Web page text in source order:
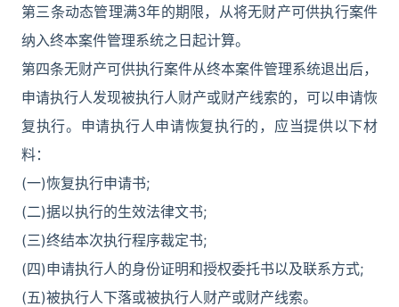
第三条动态管理满3年的期限，从将无财产可供执行案件
纳入终本案件管理系统之日起计算。
第四条无财产可供执行案件从终本案件管理系统退出后，
申请执行人发现被执行人财产或财产线索的，可以申请恢
复执行。申请执行人申请恢复执行的，应当提供以下材
料：
(一)恢复执行申请书;
(二)据以执行的生效法律文书;
(三)终结本次执行程序裁定书;
(四)申请执行人的身份证明和授权委托书以及联系方式;
(五)被执行人下落或被执行人财产或财产线索。